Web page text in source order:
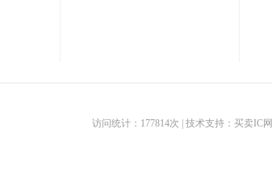
访问统计：177814次 | 技术支持：买卖IC网